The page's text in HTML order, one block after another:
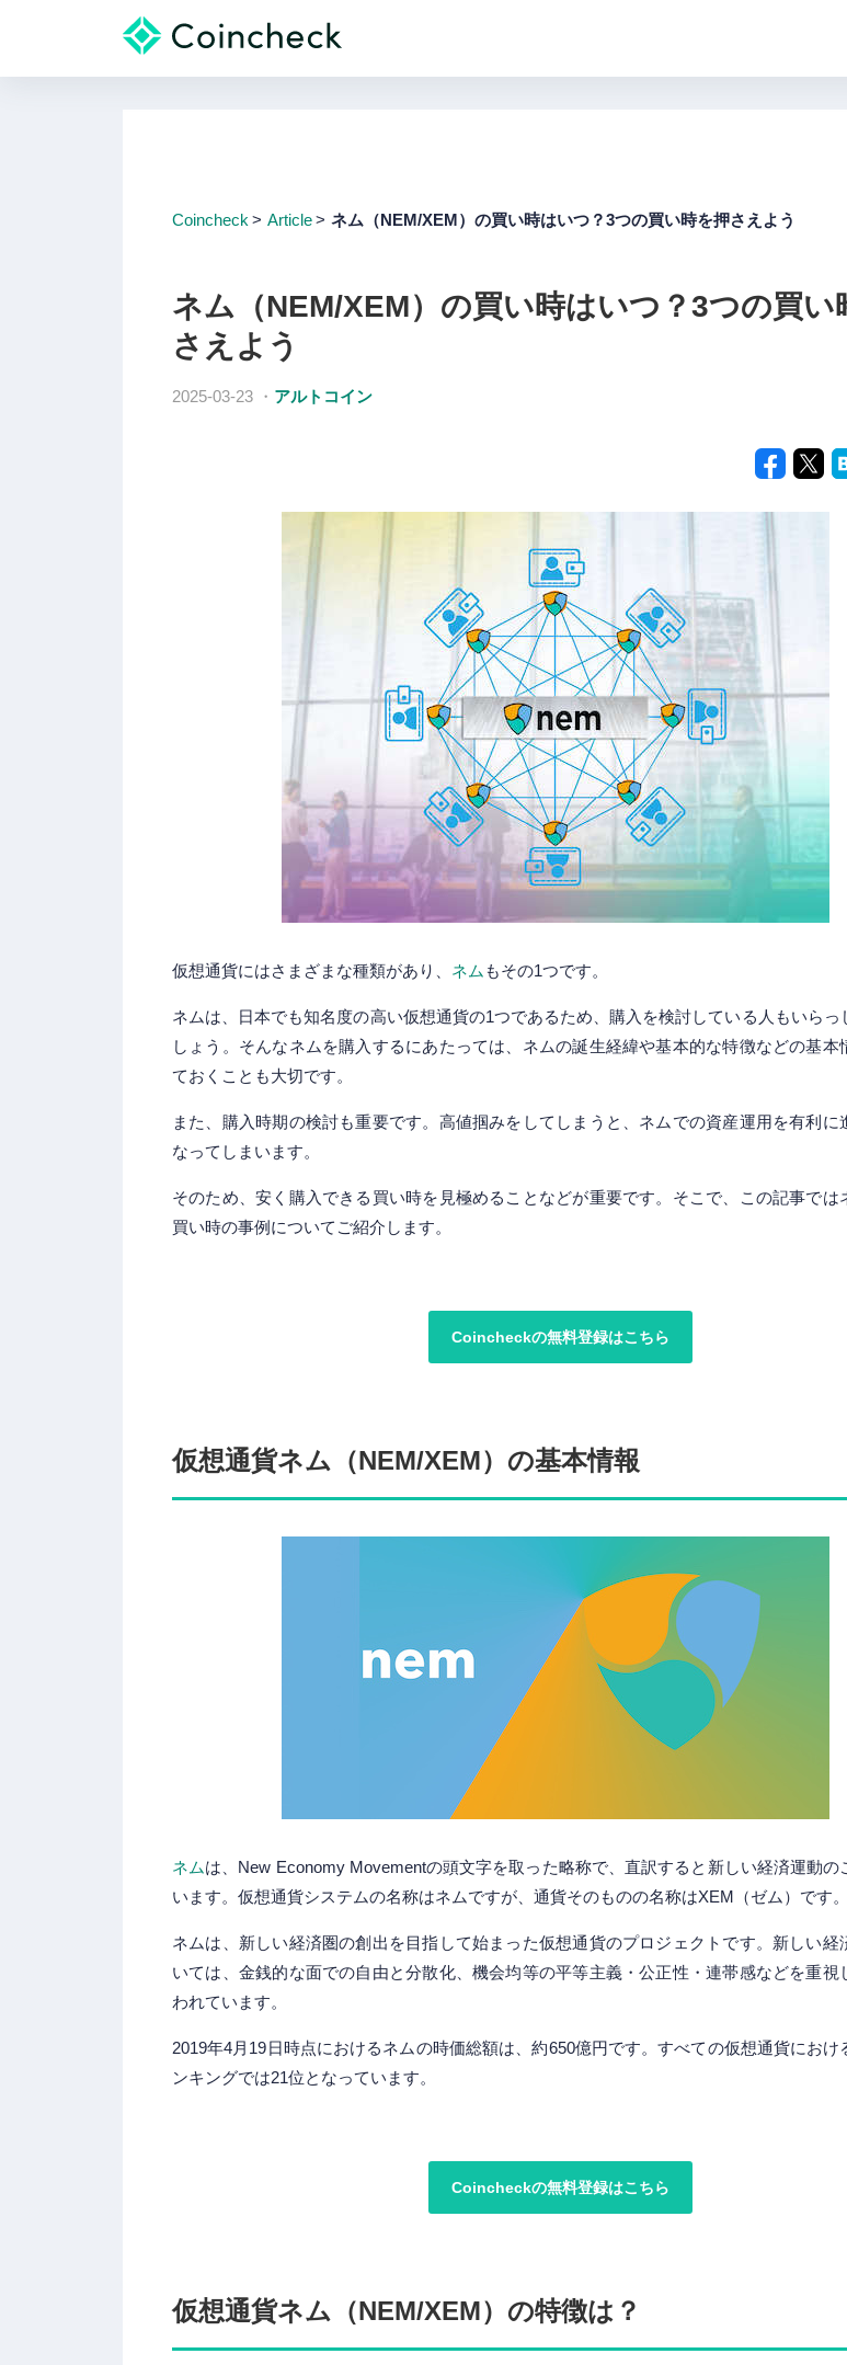
Coincheck Article ネム（NEM/XEM）の買い時はいつ？3つの買い時を押さえよう
ネム（NEM/XEM）の買い時はいつ？3つの買い
さえよう
2025-03-23 ・ アルトコイン
仮想通貨にはさまざまな種類があり、 ネム もその1つです。
ネムは、日本でも知名度の高い仮想通貨の1つであるため、購入を検討している人もいらっ
しょう。そんなネムを購入するにあたっては、ネムの誕生経緯や基本的な特徴などの基本
ておくことも大切です。
また、購入時期の検討も重要です。高値掴みをしてしまうと、ネムでの資産運用を有利に
なってしまいます。
そのため、安く購入できる買い時を見極めることなどが重要です。そこで、この記事では
買い時の事例についてご紹介します。
Coincheckの無料登録はこちら
仮想通貨ネム（NEM/XEM）の基本情報
ネムは、New Economy Movementの頭文字を取った略称で、直訳すると新しい経済運動の
います。仮想通貨システムの名称はネムですが、通貨そのものの名称はXEM（ゼム）です。
ネムは、新しい経済圏の創出を目指して始まった仮想通貨のプロジェクトです。新しい経
いては、金銭的な面での自由と分散化、機会均等の平等主義・公正性・連帯感などを重視
われています。
2019年4月19日時点におけるネムの時価総額は、約650億円です。すべての仮想通貨におけ
ンキングでは21位となっています。
Coincheckの無料登録はこちら
仮想通貨ネム（NEM/XEM）の特徴は？